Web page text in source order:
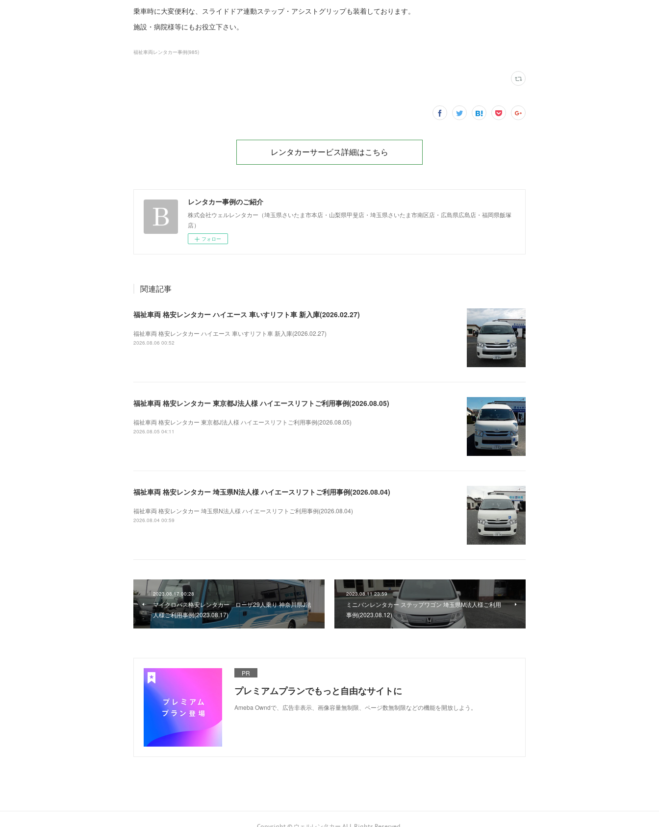
乗車時に大変便利な、スライドドア連動ステップ・アシストグリップも装着しております。
施設・病院様等にもお役立下さい。
福祉車両レンタカー事例(985)
レンタカーサービス詳細はこちら
レンタカー事例のご紹介
株式会社ウェルレンタカー（埼玉県さいたま市本店・山梨県甲斐店・埼玉県さいたま市南区店・広島県広島店・福岡県飯塚
店）
フォロー
関連記事
福祉車両 格安レンタカー ハイエース 車いすリフト車 新入庫(2026.02.27)
福祉車両 格安レンタカー ハイエース 車いすリフト車 新入庫(2026.02.27)
2026.08.06 00:52
福祉車両 格安レンタカー 東京都J法人様 ハイエースリフトご利用事例(2026.08.05)
福祉車両 格安レンタカー 東京都J法人様 ハイエースリフトご利用事例(2026.08.05)
2026.08.05 04:11
福祉車両 格安レンタカー 埼玉県N法人様 ハイエースリフトご利用事例(2026.08.04)
福祉車両 格安レンタカー 埼玉県N法人様 ハイエースリフトご利用事例(2026.08.04)
2026.08.04 00:59
2023.08.17 00:28
マイクロバス格安レンタカー ローザ29人乗り 神奈川県J法
人様ご利用事例(2023.08.17)
2023.08.11 23:59
ミニバンレンタカー ステップワゴン 埼玉県M法人様ご利用
事例(2023.08.12)
PR
プレミアムプランでもっと自由なサイトに
Ameba Owndで、広告非表示、画像容量無制限、ページ数無制限などの機能を開放しよう。